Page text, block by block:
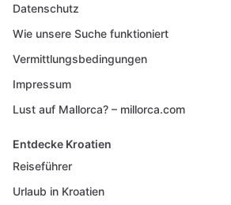
Datenschutz
Wie unsere Suche funktioniert
Vermittlungsbedingungen
Impressum
Lust auf Mallorca? – millorca.com
Entdecke Kroatien
Reiseführer
Urlaub in Kroatien